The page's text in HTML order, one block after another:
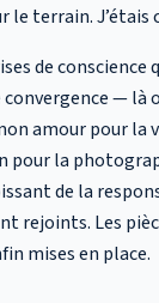
le terrain. J’étais
de
— là
amour pour la
pour la
de la
rejoints. Les
mises en place.